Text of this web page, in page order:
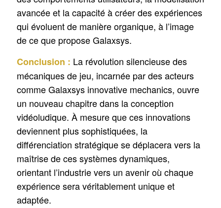
avancée et la capacité à créer des expériences
qui évoluent de manière organique, à l’image
de ce que propose Galaxsys.
Conclusion : La révolution silencieuse des
mécaniques de jeu, incarnée par des acteurs
comme Galaxsys innovative mechanics, ouvre
un nouveau chapitre dans la conception
vidéoludique. À mesure que ces innovations
deviennent plus sophistiquées, la
différenciation stratégique se déplacera vers la
maîtrise de ces systèmes dynamiques,
orientant l’industrie vers un avenir où chaque
expérience sera véritablement unique et
adaptée.